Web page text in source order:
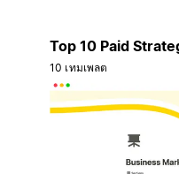
Top 10 Paid
10 เทมเพลต